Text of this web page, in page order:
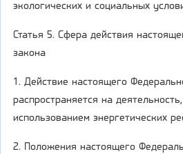
экологических и социальных
Статья 5. Сфера действия
закона
1. Действие настоящего
распространяется на
использованием энергетических
2. Положения настоящего